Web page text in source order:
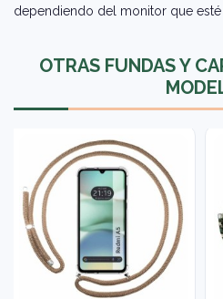
dependiendo del monitor que esté
OTRAS FUNDAS Y